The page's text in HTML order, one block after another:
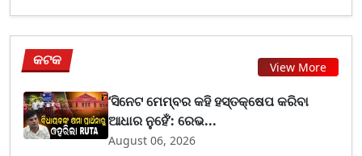
କଟକ View More
‘ସିନେଟ ମେମ୍ବର କହି ହସ୍ତକ୍ଷେପ କରିବା
ଆଧାର ନୁହେଁ’: ରେଭ...
August 06, 2026